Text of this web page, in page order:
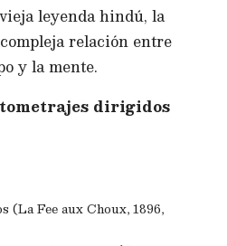
leyenda hindú, la
relación entre
y la mente.
dirigidos
(La Fee aux Choux, 1896,